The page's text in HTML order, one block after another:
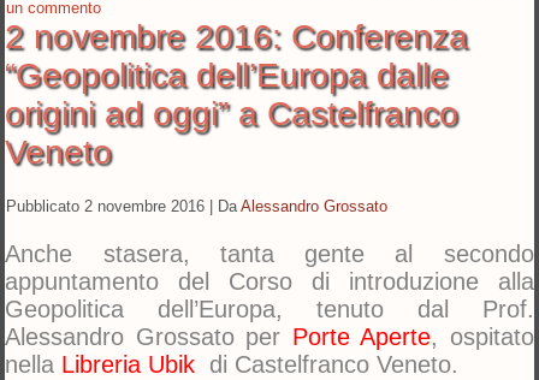
un commento
2 novembre 2016: Conferenza
“Geopolitica dell’Europa dalle
origini ad oggi” a Castelfranco
Veneto
Pubblicato 2 novembre 2016 Da Alessandro Grossato
Anche stasera, tanta gente al secondo
appuntamento del Corso di introduzione alla
Geopolitica dell’Europa, tenuto dal Prof.
Alessandro Grossato per Porte Aperte, ospitato
nella Libreria Ubik di Castelfranco Veneto.